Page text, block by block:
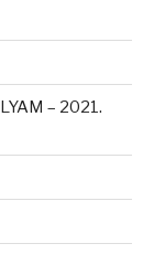
– 2021.